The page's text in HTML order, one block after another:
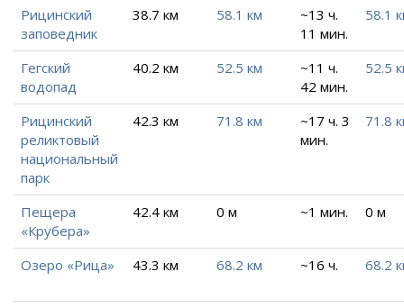
Рицинский
заповедник
38.7 км 58.1 км
~13 ч.
11 мин.
58.1
Гегский
водопад
40.2 км 52.5 км
~11 ч.
42 мин.
52.5
Рицинский
реликтовый
национальный
парк
42.3 км 71.8 км
~17 ч. 3
мин.
71.8
Пещера
«Крубера»
42.4 км 0 м ~1 мин. 0 м
Озеро «Рица» 43.3 км 68.2 км ~16 ч. 68.2